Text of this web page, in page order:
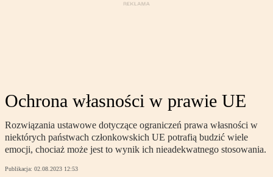
Ochrona własności w prawie UE
Rozwiązania ustawowe dotyczące ograniczeń prawa własności w
niektórych państwach członkowskich UE potrafią budzić wiele
emocji, chociaż może jest to wynik ich nieadekwatnego stosowania.
Publikacja: 02.08.2023 12:53